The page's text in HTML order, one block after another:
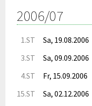
2006/07
1.ST Sa, 19.08.2006
3.ST
Sa, 09.09.2006
4.ST
Fr, 15.09.2006
15.ST
Sa, 02.12.2006